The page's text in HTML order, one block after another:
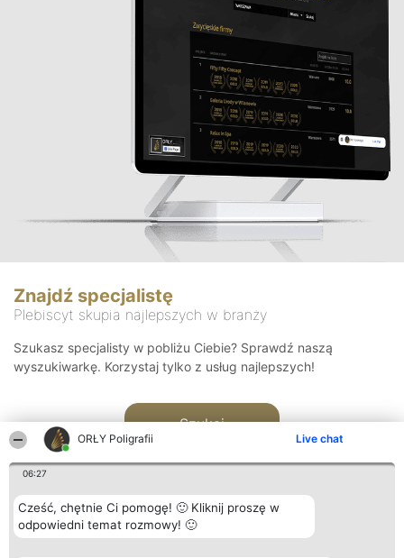
ORŁY Poligrafii Live chat
06:27
Cześć, chętnie Ci pomogę! 🙂 Kliknij proszę w
odpowiedni temat rozmowy! 🙂
Znajdź specjalistę
Plebiscyt skupia najlepszych w branży
Szukasz specjalisty w pobliżu Ciebie? Sprawdź naszą
wyszukiwarkę. Korzystaj tylko z usług najlepszych!
Szukaj